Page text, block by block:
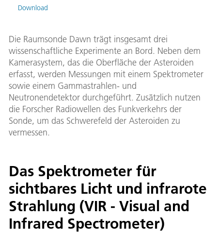
Download
Die Raumsonde Dawn trägt insgesamt drei
wissenschaftliche Experimente an Bord. Neben dem
Kamerasystem, das die Oberfläche der Asteroiden
erfasst, werden Messungen mit einem Spektrometer
sowie einem Gammastrahlen- und
Neutronendetektor durchgeführt. Zusätzlich nutzen
die Forscher Radiowellen des Funkverkehrs der
Sonde, um das Schwerefeld der Asteroiden zu
vermessen.
Das Spektrometer für
sichtbares Licht und infrarote
Strahlung (VIR - Visual and
Infrared Spectrometer)